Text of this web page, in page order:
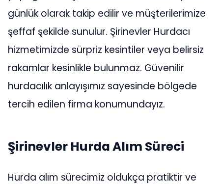
günlük olarak takip edilir ve müşterilerimize
şeffaf şekilde sunulur. Şirinevler Hurdacı
hizmetimizde sürpriz kesintiler veya belirsiz
rakamlar kesinlikle bulunmaz. Güvenilir
hurdacılık anlayışımız sayesinde bölgede
tercih edilen firma konumundayız.
Şirinevler Hurda Alım Süreci
Hurda alım sürecimiz oldukça pratiktir ve